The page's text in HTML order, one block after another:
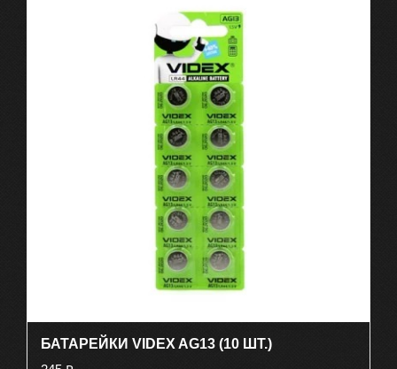
БАТАРЕЙКИ VIDEX AG13 (10 ШТ.)